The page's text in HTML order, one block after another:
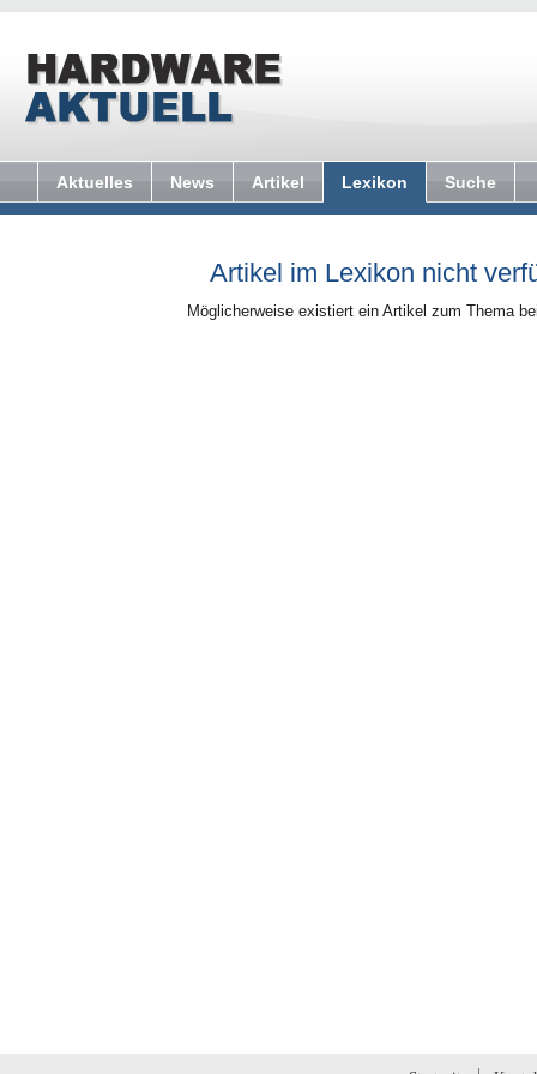
Aktuelles News Artikel Lexikon Suche
Artikel im Lexikon nicht
Möglicherweise existiert ein Artikel zum Thema